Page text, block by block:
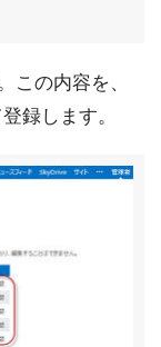
この内容を、
録します。